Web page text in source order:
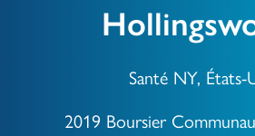
Santé NY, États-
2019 Boursier